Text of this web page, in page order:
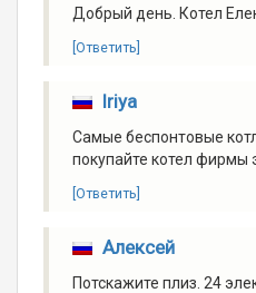
Добрый день. Котел
[Ответить]
Iriya
Самые беспонтовые
покупайте котел фирмы
[Ответить]
Алексей
Потскажите плиз. 24